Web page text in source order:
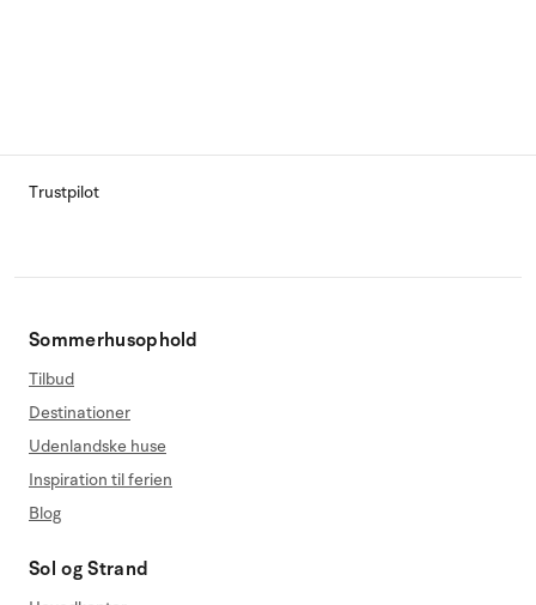
Trustpilot
Sommerhusophold
Tilbud
Destinationer
Udenlandske huse
Inspiration til ferien
Blog
Sol og Strand